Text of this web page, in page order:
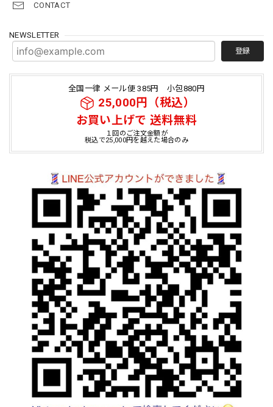
CONTACT
NEWSLETTER
登録
全国一律 メール便 385円 小包880円
25,000円（税込）
お買い上げで 送料無料
１回のご注文金額が
税込で25,000円を越えた場合のみ